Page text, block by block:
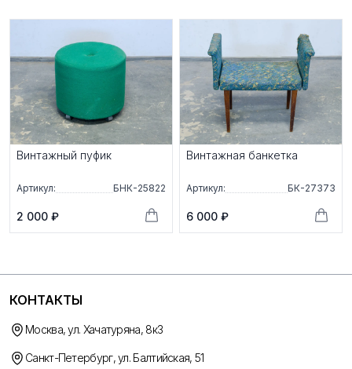
Винтажный пуфик
Артикул: БНК-25822
2 000 ₽
Винтажная банкетка
Артикул: БК-27373
6 000 ₽
КОНТАКТЫ
Москва, ул. Хачатуряна, 8к3
Санкт-Петербург, ул. Балтийская, 51